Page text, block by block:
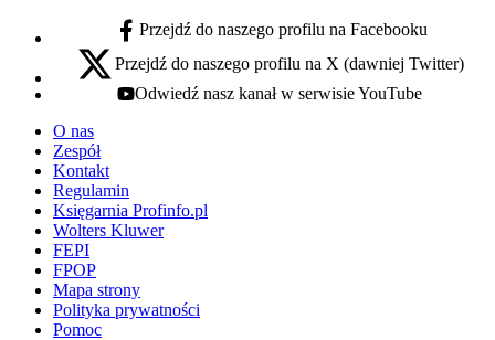
facebook - otwiera się w nowej karcie
Przejdź do naszego profilu na Facebooku
x - otwiera się w nowej karcie
Przejdź do naszego profilu na X (dawniej Twitter)
youtube - otwiera się w nowej karcie
Odwiedź nasz kanał w serwisie YouTube
O nas
Zespół
Kontakt
Regulamin
Księgarnia Profinfo.pl
Wolters Kluwer
FEPI
FPOP
Mapa strony
Polityka prywatności
Pomoc